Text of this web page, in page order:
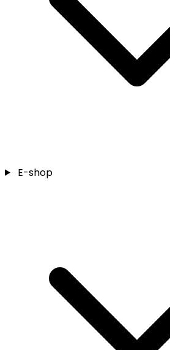
E-shop